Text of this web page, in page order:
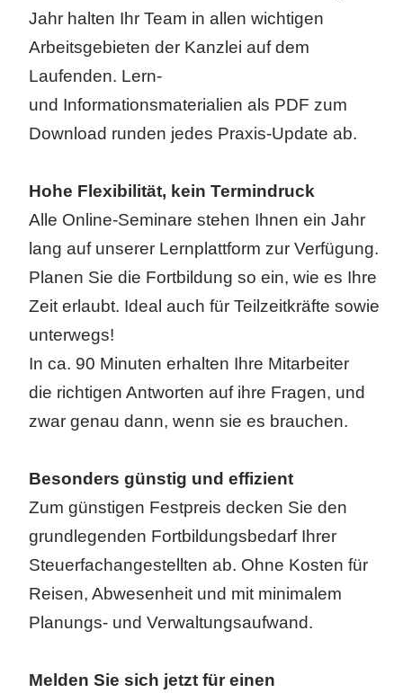
Jahr halten Ihr Team in allen wichtigen
Arbeitsgebieten der Kanzlei auf dem
Laufenden. Lern-
und Informationsmaterialien als PDF zum
Download runden jedes Praxis-Update ab.
Hohe Flexibilität, kein Termindruck
Alle Online-Seminare stehen Ihnen ein Jahr
lang auf unserer Lernplattform zur Verfügung.
Planen Sie die Fortbildung so ein, wie es Ihre
Zeit erlaubt. Ideal auch für Teilzeitkräfte sowie
unterwegs!
In ca. 90 Minuten erhalten Ihre Mitarbeiter
die richtigen Antworten auf ihre Fragen, und
zwar genau dann, wenn sie es brauchen.
Besonders günstig und effizient
Zum günstigen Festpreis decken Sie den
grundlegenden Fortbildungsbedarf Ihrer
Steuerfachangestellten ab. Ohne Kosten für
Reisen, Abwesenheit und mit minimalem
Planungs- und Verwaltungsaufwand.
Melden Sie sich jetzt für einen